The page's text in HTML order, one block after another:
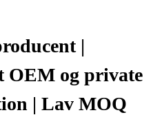
|
OEM og private
| Lav MOQ